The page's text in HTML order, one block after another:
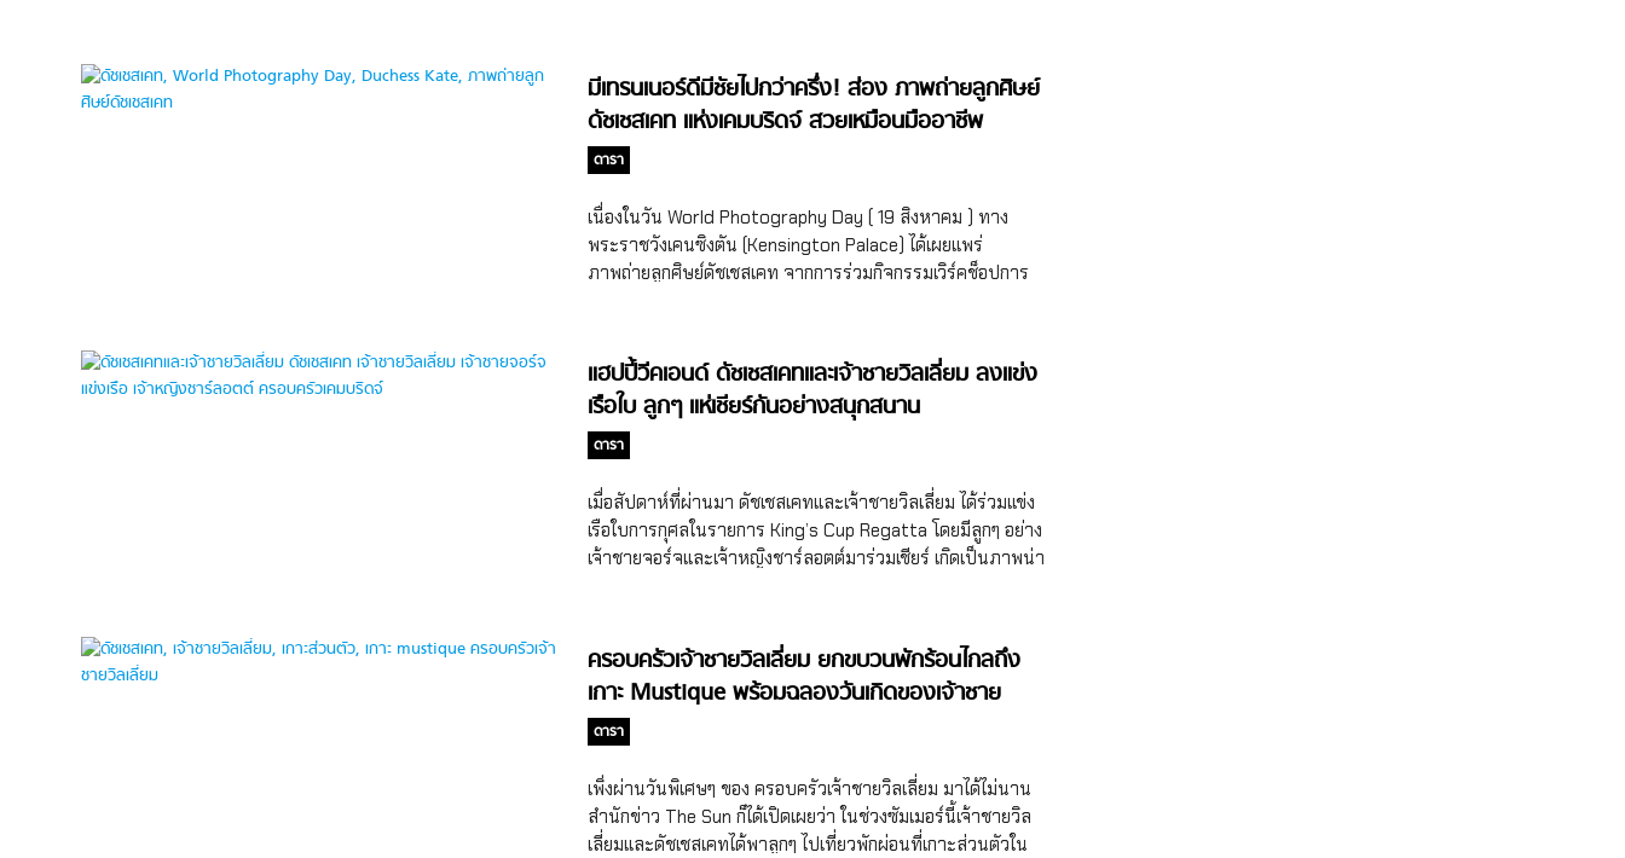
เดินจูงมือดัชเชสเคทมาพร้อมรอยยิ้มที่สดใส ไม่มีการงอแงเลยละ
นอกจากภาพการเดินทางไปโรงเรียนในวันเปิดเทอมของทั้ง
สองพระองค์แล้ว ทางพระราชวังเคนซิงตัน (Kensington
Palace) ก็ได้เผยแพร่ภาพถ่ายของเจ้าชายจอร์จและเจ้าหญิง
ชาร์ลอตต์ที่ถ่ายคู่กัน ณ พระราชวังเคนซิงตันก่อนที่จะออกเดิน
ทางไปโรงเรียนในวันแรก สิ่งที่ดูน่าสนใจที่สุดสำหรับเจ้าหญิง
ชาร์ลอตต์ ณ โรงเรียน Thomas’s Battersea ก็คือชั้นเรียนบัล
เล่ต์เพิ่มเติม ที่ฮอตฮิตมากในหมู่นักเรียนชั้นปีที่ 1-8 เพราะเป็นที่
แน่นอน เรียกได้ว่าบรรบากาศการเดินทางไปโรงเรียนวันแรกของ
เจ้าหญิงชาร์ลอตต์นั้นอบอุ่นและน่ารักสมการรอคอย แฟนๆ […]
เซอร์ไพรส์ใครหลายๆ คน เมื่อวันที่ 24 สิงหาคม 2562 เจมส์ มิด
เดิลตันได้โพสต์ภาพลงบนอินสตาแกรมส่วนตัวของเขา ซึ่งนั่นก็
ทำให้เราได้เห็น งานอดิเรกของเจมส์ มิดเดิลตัน ที่ต้องบอกเลยว่า
ไม่ธรรมดาสุดๆ กิจกรรมที่เจมส์ มิดเดิลตันกำลังสนใจอยู่ในตอนนี้
ก็คือการเป็นคนเลี้ยงผึ้งนั่นเอง เจมส์ได้กล่าวในแคปชั่นว่าเขามีรัง
ผึ้งประมาณ 10 รังอยู่ที่ Bucklebury ตอนนี้เขากำลังหลงในในสิ่ง
มีชีวิตขนาดเล็กเหล่านี้มากและวงจรชีวิตของผึ้งก็น่าสนใจมากๆ
สำหรับเขา สำหรับเจมส์ นี่ไม่ใช่แค่การเลี้ยงผึ้ง เขากล่าวว่า
จำเป็นต้องฝึกสมาธิด้วยการนั่งนิ่งๆ เสมอไปก็ได้ นอกจาก
ประโยชน์จากการนั่งสมาธิ อีกหนึ่งสาเหตุที่เขาหลงใหลในงาน
อดิเรกนี้ก็เพราะว่า น้ำผึ้งเปรียบเสมือนารักษาโรคที่มาจาก
ธรรมชาติ เจมส์ มิดเดิลตันเองก็ดื่มน้ำผึ้งทุกวัน วันละ 1 ช้อนชา
และเขาก็อยากแนะนำมันให้กับทุกคนด้วย ถึงแม้ว่าเจมส์จะโดน
ผึ้งต่อยอยู่บ้างแต่เจมส์ก็รู้สึกว่ามันคุ้มค่ากับสิ่งที่เขาได้มาสุดๆ สม
กับเป็นหนุ่มรักสัตว์ รักธรรมชาติจริงๆ […]
มีเทรนเนอร์ดีมีชัยไปกว่าครึ่ง! ส่อง ภาพถ่ายลูกศิษย์
ดัชเชสเคท แห่งเคมบริดจ์ สวยเหมือนมืออาชีพ
ดารา
เนื่องในวัน World Photography Day ( 19 สิงหาคม ) ทาง
พระราชวังเคนซิงตัน (Kensington Palace) ได้เผยแพร่
ภาพถ่ายลูกศิษย์ดัชเชสเคท จากการร่วมกิจกรรมเวิร์คช็อปการ
อุปถัมภ์ เมื่อเดือนมิถุนายนที่ผ่านมา งานนี้ต้องบอกเลยว่าภาพที่
ออกมานั้นสวยอย่างกับถ่ายโดยช่างภาพมืออาชีพเลยละ เป็นที่
ทราบกันดีว่าดัชเชสเคท (Duchess Kate of Cambridge) เป็น
ผู้สืบทอดเจตนารมณ์ของควีนเอลิซาเบ็ธที่ 2 (Queen Elizabeth
II) ในการอุปถัปภ์ชมรมถ่ายภาพเก่าแก่ของอังกฤษอย่าง Royal
Photographic Society ที่ได้รับการสนับสนุนจากควีน
วิคตอเรีย และเจ้าชายอัลเบิร์ต แห่งราชวงศ์อังกฤษตั้งแต่เริ่มก่อตั้ง
ระหว่างการเข้าร่วมเวิร์คช็อป ดัชเชสเคทได้ให้คำแนะนำเด็กๆ
ได้เผยแพร่ […]
แฮปปี้วีคเอนด์ ดัชเชสเคทและเจ้าชายวิลเลี่ยม ลงแข่ง
เรือใบ ลูกๆ แห่เชียร์กันอย่างสนุกสนาน
ดารา
เมื่อสัปดาห์ที่ผ่านมา ดัชเชสเคทและเจ้าชายวิลเลี่ยม ได้ร่วมแข่ง
เรือใบการกุศลในรายการ King’s Cup Regatta โดยมีลูกๆ อย่าง
เจ้าชายจอร์จและเจ้าหญิงชาร์ลอตต์มาร่วมเชียร์ เกิดเป็นภาพน่า
ความสนใจเกี่ยวกับกีฬา รวมถึงคอยสนับสนุนกิจกรรมการกุศลที่
เกี่ยวกับกีฬาอยู่เสมอ หนึ่งในนั้นก็คือการแข่งขันเรือใบ King’s
Cup Regatta ที่ดัชเชสเคทและเจ้าชายวิลเลี่ยมทรงไปร่วมงาน
อยู่ตลอด โดยการร่วมงานแข่งเรือใบครั้งนี้ ถือเป็นการคัมแบ็คอ
อกงานครั้งแรกของครอบครัวแห่งเคมบริดจ์ หลังจากยกขบวนไป
พักผ่อนบนเกาะ Mustique เกาะส่วนตัวในแถบเมดิเตอเรเนียน
เมื่อหลายสัปดาห์ก่อน นอกจากจะเป็นการคัมแบ็คออกงานครั้ง
แรกของครอบครัวแห่งเคมบริดจ์แล้ว เรายังได้เห็นเจ้าชายจอร์จ
ครอบครัวเจ้าชายวิลเลี่ยม ยกขบวนพักร้อนไกลถึง
เกาะ Mustique พร้อมฉลองวันเกิดของเจ้าชาย
จอร์จ ในวิลล่าสุดหรู!!
ดารา
เพิ่งผ่านวันพิเศษๆ ของ ครอบครัวเจ้าชายวิลเลี่ยม มาได้ไม่นาน
สำนักข่าว The Sun ก็ได้เปิดเผยว่า ในช่วงซัมเมอร์นี้เจ้าชายวิล
เลี่ยมและดัชเชสเคทได้พาลูกๆ ไปเที่ยวพักผ่อนที่เกาะส่วนตัวใน